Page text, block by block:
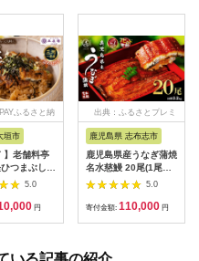
ふるさと納
垣市
】老舗料亭
つまぶし
はん たれ
冷蔵便 1人
国産うなぎ
円 1万
5.0
円
出典：ふるさとプレミ
鹿児島県 志布志市
鹿児島県産うなぎ蒲焼
名水慈鰻 20尾(1尾約
160g)＜計約3.2kg＞
5.0
寄付金額: 110,000 円